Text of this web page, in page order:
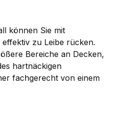
können Sie mit
effektiv zu Leibe rücken.
Bereiche an Decken,
hartnäckigen
fachgerecht von einem